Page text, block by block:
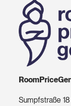
Sumpfstraße 18